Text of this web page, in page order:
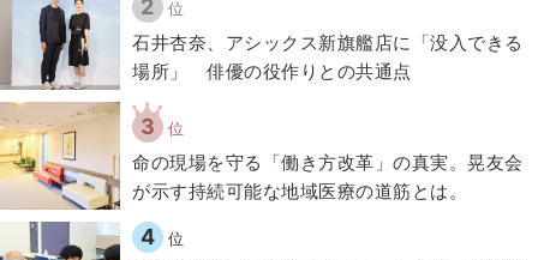
2 位
石井杏奈、アシックス新旗艦店に「没入できる
場所」 俳優の役作りとの共通点
3 位
​命の現場を守る「働き方改革」の真実。晃友会
が示す持続可能な地域医療の道筋とは。
4 位